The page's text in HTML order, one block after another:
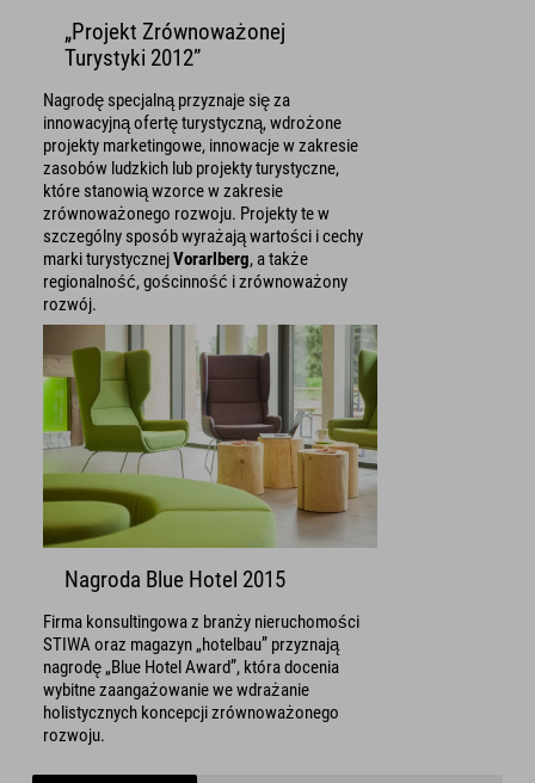
„Projekt Zrównoważonej
Turystyki 2012”
Nagrodę specjalną przyznaje się za
innowacyjną ofertę turystyczną, wdrożone
projekty marketingowe, innowacje w zakresie
zasobów ludzkich lub projekty turystyczne,
które stanowią wzorce w zakresie
zrównoważonego rozwoju. Projekty te w
szczególny sposób wyrażają wartości i cechy
marki turystycznejVorarlberg, a także
regionalność, gościnność i zrównoważony
rozwój.
Nagroda Blue Hotel 2015
Firma konsultingowa z branży nieruchomości
STIWA oraz magazyn „hotelbau” przyznają
nagrodę „Blue Hotel Award”, która docenia
wybitne zaangażowanie we wdrażanie
holistycznych koncepcji zrównoważonego
rozwoju.